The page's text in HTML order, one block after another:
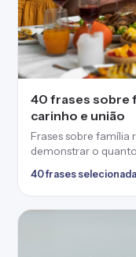
40 frases sobre
carinho e união
Frases sobre família
demonstrar o
40 frases